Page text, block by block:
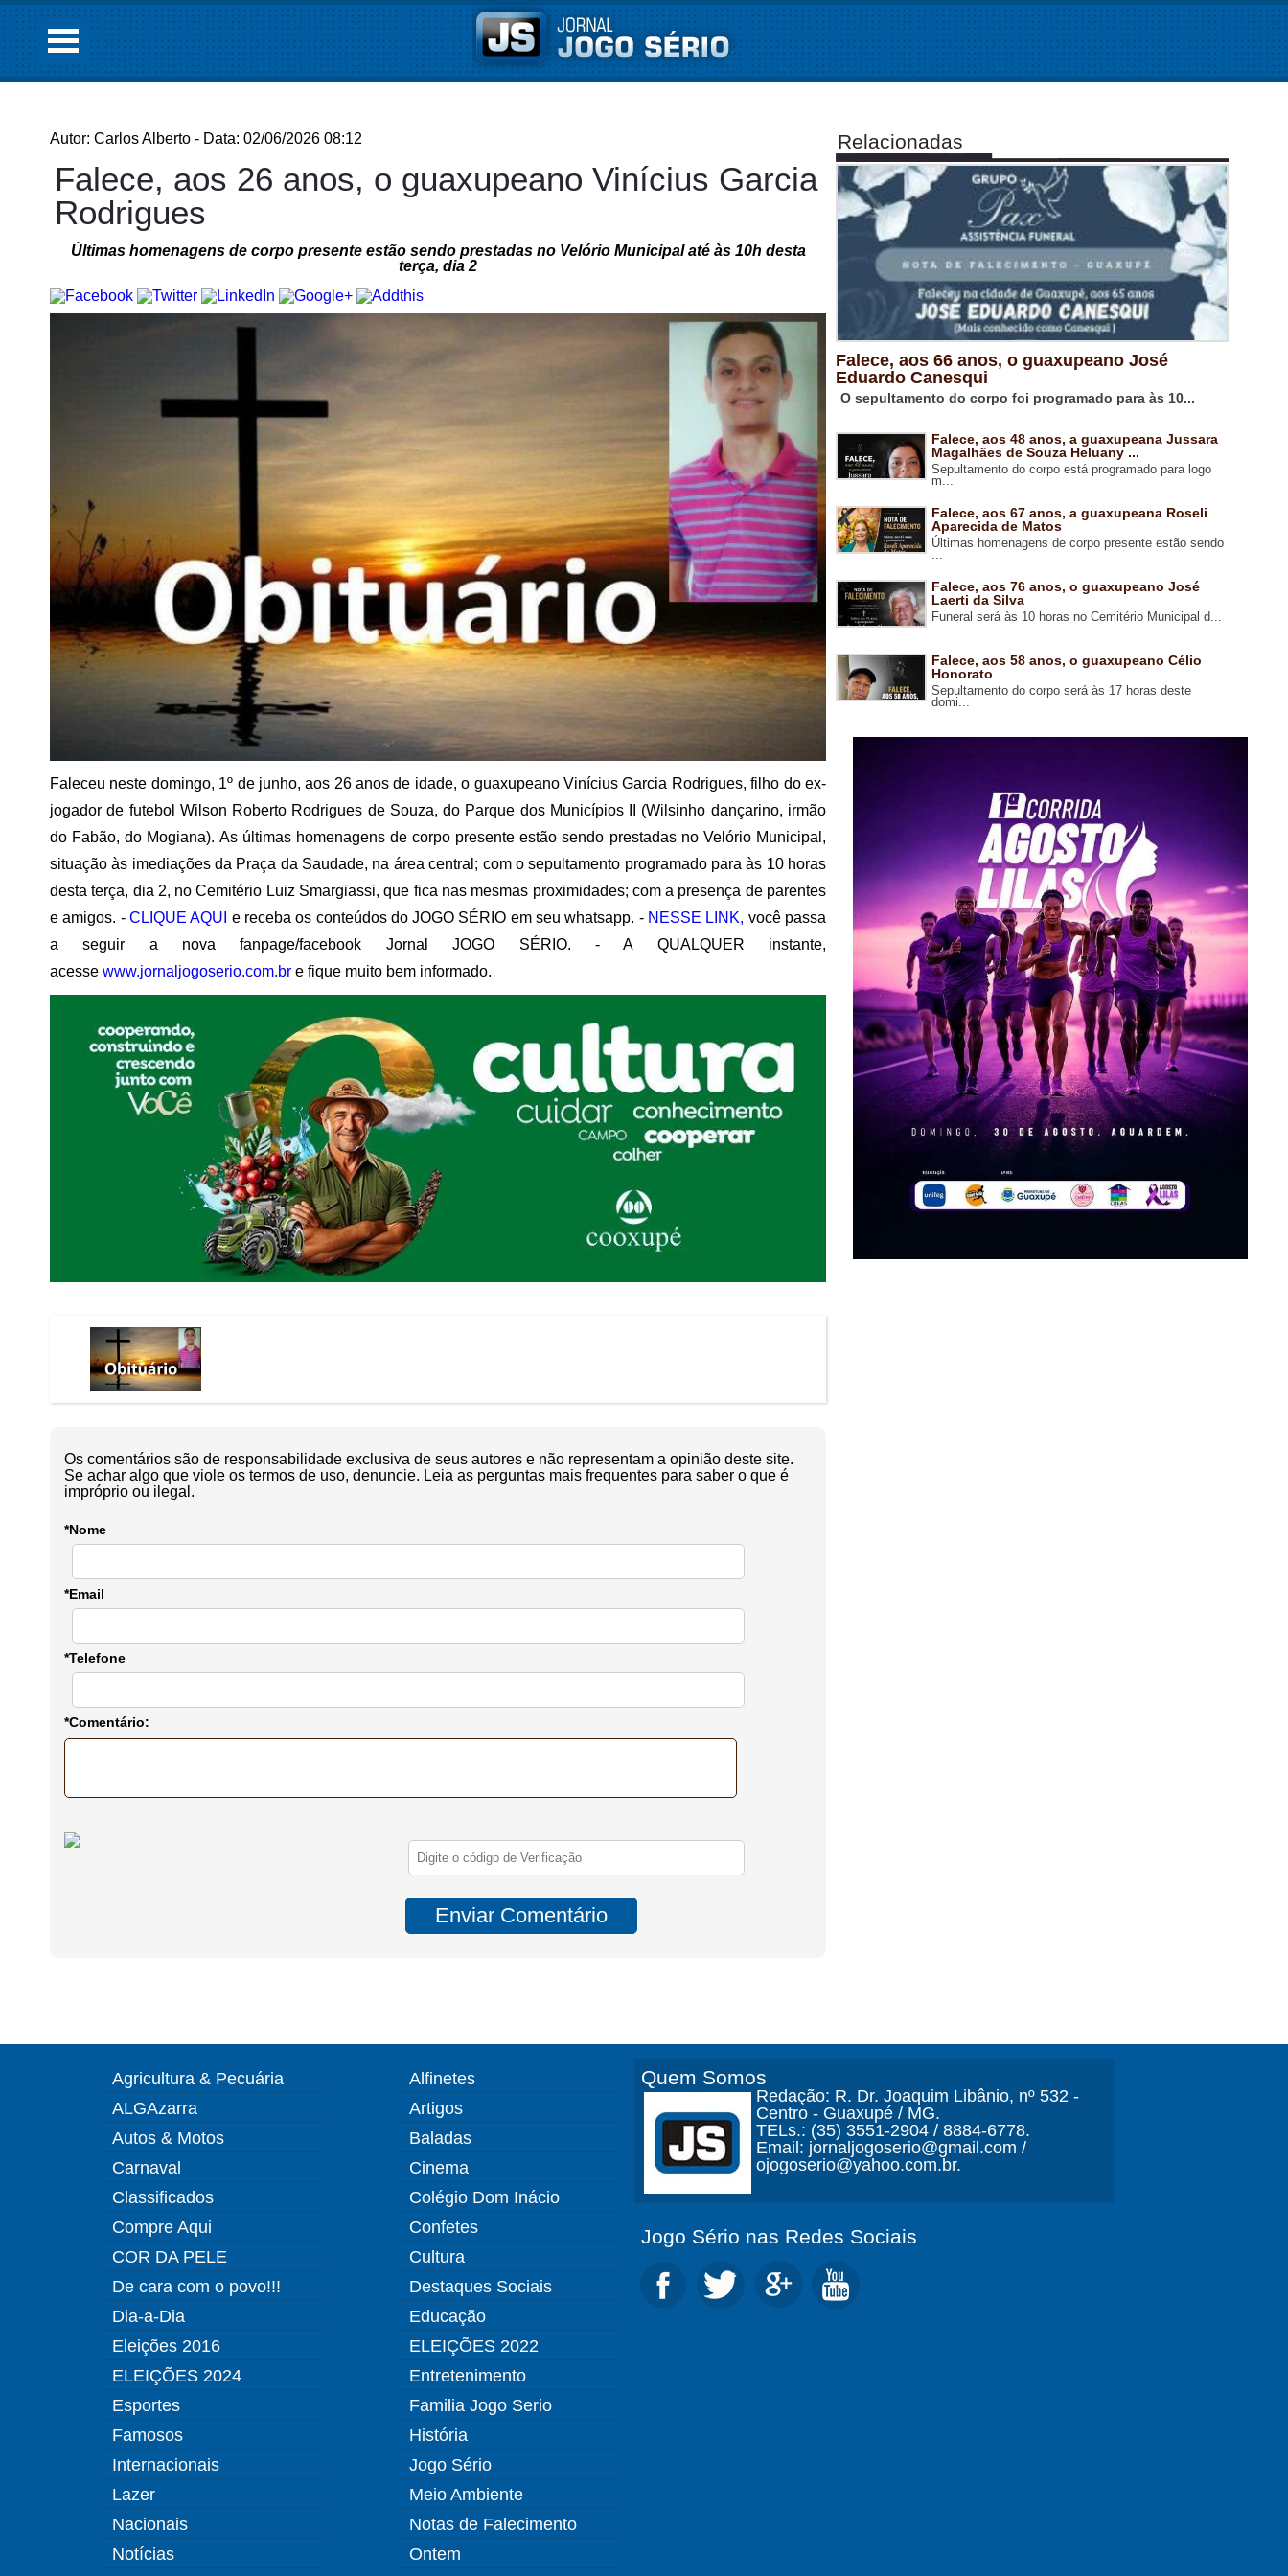
Autor: Carlos Alberto - Data: 02/06/2026 08:12
Falece, aos 26 anos, o guaxupeano Vinícius Garcia
Rodrigues
Últimas homenagens de corpo presente estão sendo prestadas no Velório Municipal até às 10h desta
terça, dia 2
Faleceu neste domingo, 1º de junho, aos 26 anos de idade, o guaxupeano Vinícius Garcia Rodrigues, filho do ex-
jogador de futebol Wilson Roberto Rodrigues de Souza, do Parque dos Municípios II (Wilsinho dançarino, irmão
do Fabão, do Mogiana). As últimas homenagens de corpo presente estão sendo prestadas no Velório Municipal,
situação às imediações da Praça da Saudade, na área central; com o sepultamento programado para às 10 horas
desta terça, dia 2, no Cemitério Luiz Smargiassi, que fica nas mesmas proximidades; com a presença de parentes
e amigos. - CLIQUE AQUI e receba os conteúdos do JOGO SÉRIO em seu whatsapp. - NESSE LINK, você passa
a seguir a nova fanpage/facebook Jornal JOGO SÉRIO. - A QUALQUER instante,
acesse www.jornaljogoserio.com.br e fique muito bem informado.
Os comentários são de responsabilidade exclusiva de seus autores e não representam a opinião deste site.
Se achar algo que viole os termos de uso, denuncie. Leia as perguntas mais frequentes para saber o que é
impróprio ou ilegal.
*Nome
*Email
*Telefone
*Comentário:
Relacionadas
Falece, aos 66 anos, o guaxupeano José
Eduardo Canesqui
O sepultamento do corpo foi programado para às 10...
Falece, aos 48 anos, a guaxupeana Jussara
Magalhães de Souza Heluany ...
Sepultamento do corpo está programado para logo
m...
Falece, aos 67 anos, a guaxupeana Roseli
Aparecida de Matos
Últimas homenagens de corpo presente estão sendo
...
Falece, aos 76 anos, o guaxupeano José
Laerti da Silva
Funeral será às 10 horas no Cemitério Municipal d...
Falece, aos 58 anos, o guaxupeano Célio
Honorato
Sepultamento do corpo será às 17 horas deste
domi...
Agricultura & Pecuária
ALGAzarra
Autos & Motos
Carnaval
Classificados
Compre Aqui
COR DA PELE
De cara com o povo!!!
Dia-a-Dia
Eleições 2016
ELEIÇÕES 2024
Esportes
Famosos
Internacionais
Lazer
Nacionais
Notícias
Alfinetes
Artigos
Baladas
Cinema
Colégio Dom Inácio
Confetes
Cultura
Destaques Sociais
Educação
ELEIÇÕES 2022
Entretenimento
Familia Jogo Serio
História
Jogo Sério
Meio Ambiente
Notas de Falecimento
Ontem
Quem Somos
Redação: R. Dr. Joaquim Libânio, nº 532 -
Centro - Guaxupé / MG.
TELs.: (35) 3551-2904 / 8884-6778.
Email: jornaljogoserio@gmail.com /
ojogoserio@yahoo.com.br.
Jogo Sério nas Redes Sociais